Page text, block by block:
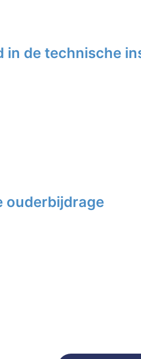
in de technische
ouderbijdrage